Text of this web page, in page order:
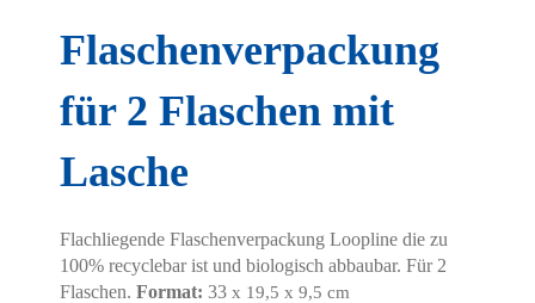
Flaschenverpackung
für 2 Flaschen mit
Lasche
Flachliegende Flaschenverpackung Loopline die zu
100% recyclebar ist und biologisch abbaubar. Für 2
Flaschen. Format: 33 x 19,5 x 9,5 cm